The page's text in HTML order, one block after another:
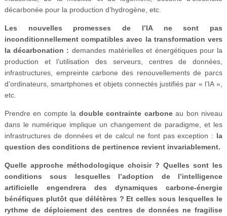
décarbonée pour la production d’hydrogène, etc.
Les nouvelles promesses de l’IA ne sont pas
inconditionnellement compatibles avec la transformation vers
la décarbonation : demandes matérielles et énergétiques pour la
production et l’utilisation des serveurs, centres de données,
infrastructures, empreinte carbone des renouvellements de parcs
d’ordinateurs, smartphones et objets connectés justifiés par « l’IA »,
etc.
Prendre en compte la double contrainte carboneau bon niveau
dans le numérique implique un changement de paradigme, et les
infrastructures de données et de calcul ne font pas exception : la
question des conditions de pertinence revient invariablement.
Quelle approche méthodologique choisir ? Quelles sont les
conditions sous lesquelles l’adoption de l’intelligence
artificielle engendrera des dynamiques carbone-énergie
bénéfiques plutôt que délétères ? Et celles sous lesquelles le
rythme de déploiement des centres de données ne fragilise